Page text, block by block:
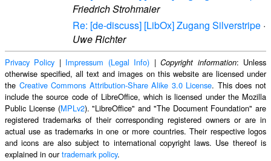
Friedrich Strohmaier
Re: [de-discuss] [LibOx] Zugang Silverstripe ·
Uwe Richter
Privacy Policy | Impressum (Legal Info) |Copyright information: Unless
otherwise specified, all text and images on this website are licensed under
the Creative Commons Attribution-Share Alike 3.0 License. This does not
include the source code of LibreOffice, which is licensed under the Mozilla
Public License (MPLv2). "LibreOffice" and "The Document Foundation" are
registered trademarks of their corresponding registered owners or are in
actual use as trademarks in one or more countries. Their respective logos
and icons are also subject to international copyright laws. Use thereof is
explained in ourtrademark policy.